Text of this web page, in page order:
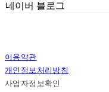
네이버 블로그
이용약관
개인정보처리방침
사업자정보확인